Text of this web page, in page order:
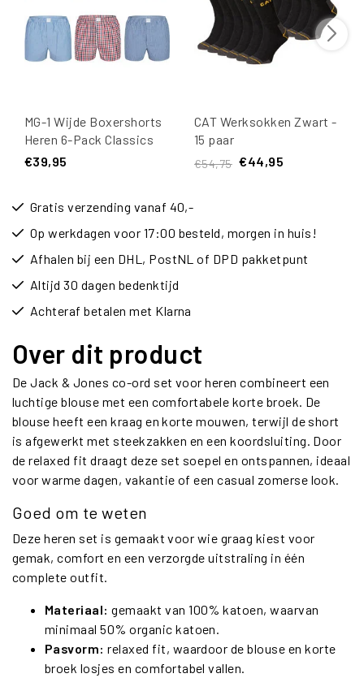
MG-1 Wijde Boxershorts
Heren 6-Pack Classics
Multipack
€39,95
CAT Werksokken Zwart -
15 paar
€54,75 €44,95
Gratis verzending vanaf 40,-
Op werkdagen voor 17:00 besteld, morgen in huis!
Afhalen bij een DHL, PostNL of DPD pakketpunt
Altijd 30 dagen bedenktijd
Achteraf betalen met Klarna
Over dit product
De Jack & Jones co-ord set voor heren combineert een
luchtige blouse met een comfortabele korte broek. De
blouse heeft een kraag en korte mouwen, terwijl de short
is afgewerkt met steekzakken en een koordsluiting. Door
de relaxed fit draagt deze set soepel en ontspannen, ideaal
voor warme dagen, vakantie of een casual zomerse look.
Goed om te weten
Deze heren set is gemaakt voor wie graag kiest voor
gemak, comfort en een verzorgde uitstraling in één
complete outfit.
Materiaal: gemaakt van 100% katoen, waarvan
minimaal 50% organic katoen.
Pasvorm: relaxed fit, waardoor de blouse en korte
broek losjes en comfortabel vallen.